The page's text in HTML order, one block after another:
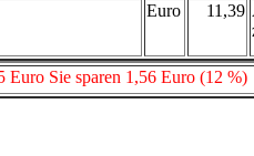
Euro 11,39
Euro Sie sparen 1,56 Euro (12 %)